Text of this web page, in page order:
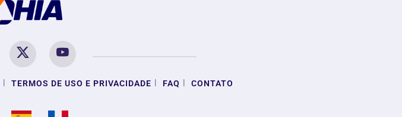
| TERMOS DE USO E PRIVACIDADE | FAQ | CONTATO